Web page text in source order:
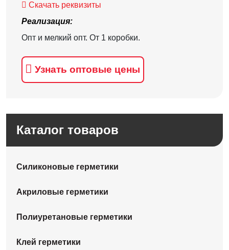
Скачать реквизиты
Реализация:
Опт и мелкий опт. От 1 коробки.
Узнать оптовые цены
Каталог товаров
Силиконовые герметики
Акриловые герметики
Полиуретановые герметики
Клей герметики